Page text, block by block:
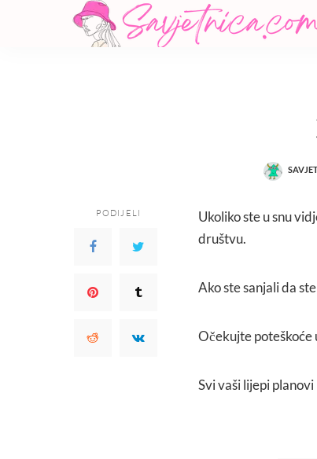
PODIJELI
Ukoliko ste u snu
društvu.
Ako ste sanjali da
Očekujte poteškoće
Svi vaši lijepi